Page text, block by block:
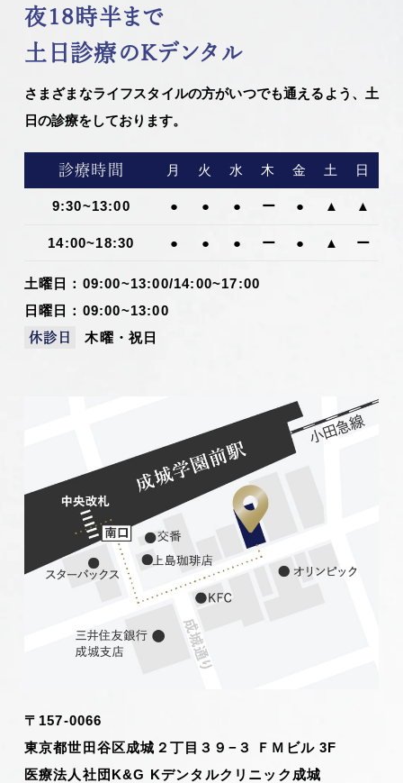
夜18時半まで
土日診療のKデンタル
さまざまなライフスタイルの方がいつでも通えるよう、土
日の診療をしております。
診療時間 月 火 水 木 金 土 日
9:30~13:00 ● ● ● ー ● ▲ ▲
14:00~18:30 ● ● ● ー ● ▲ ー
土曜日：09:00~13:00/14:00~17:00
日曜日：09:00~13:00
休診日 木曜・祝日
〒157-0066
東京都世田谷区成城２丁目３９−３ ＦＭビル 3F
医療法人社団K&G Kデンタルクリニック成城